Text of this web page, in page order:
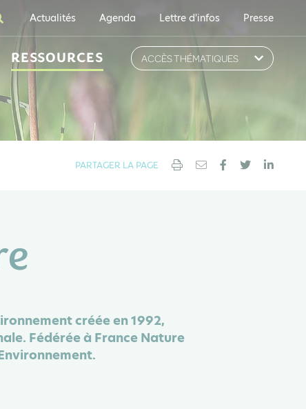
Actualités Agenda Lettre d'infos Presse
RESSOURCES ACCÈS THÉMATIQUES
PARTAGER LA PAGE
créée en 1992,
Fédérée à France Nature